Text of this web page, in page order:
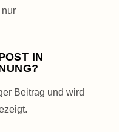
nur
IN
Beitrag und wird